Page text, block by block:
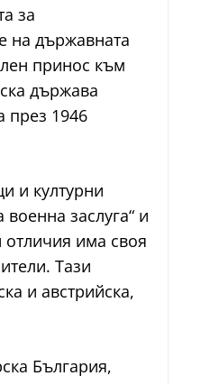
за
на държавната
принос към
държава
през 1946
и културни
заслуга“ и
отличия има своя
Тази
и австрийска,
България,